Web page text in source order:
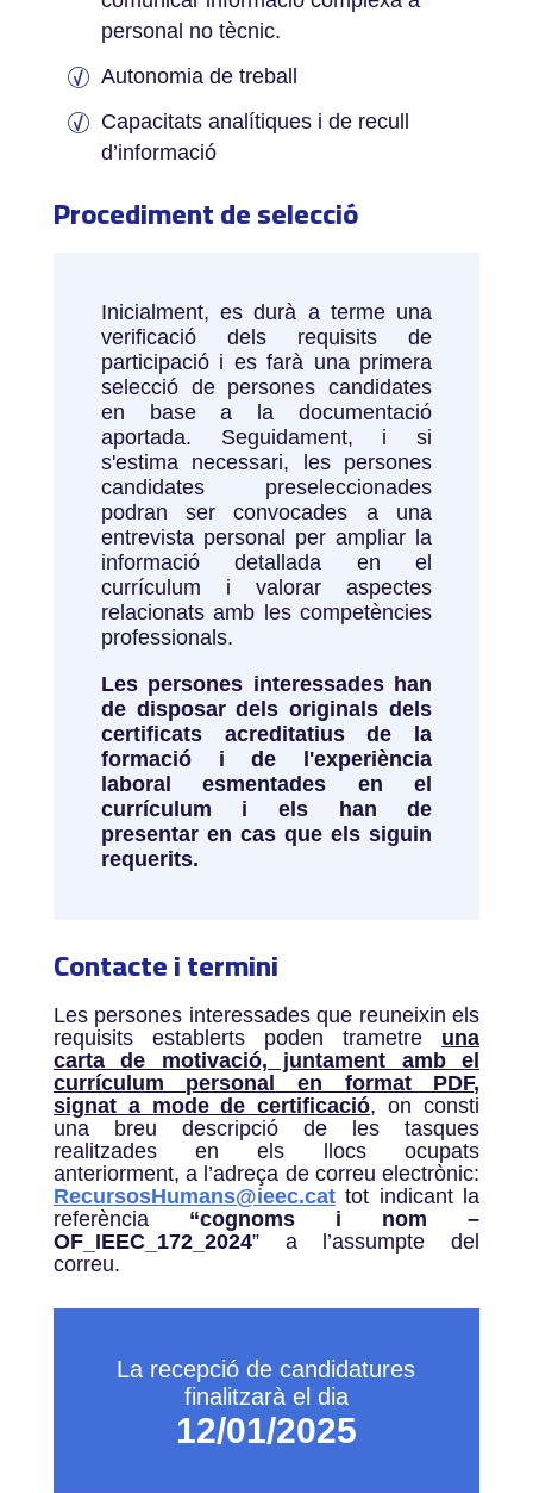
personal no tècnic.
Autonomia de treball
Capacitats analítiques i de recull
d’informació
Procediment de selecció
Inicialment, es durà a terme una
verificació dels requisits de
participació i es farà una primera
selecció de persones candidates
en base a la documentació
aportada. Seguidament, i si
s'estima necessari, les persones
candidates preseleccionades
podran ser convocades a una
entrevista personal per ampliar la
informació detallada en el
currículum i valorar aspectes
relacionats amb les competències
professionals.
Les persones interessades han
de disposar dels originals dels
certificats acreditatius de la
formació i de l'experiència
laboral esmentades en el
currículum i els han de
presentar en cas que els siguin
requerits.
Contacte i termini
Les persones interessades que reuneixin els
requisits establerts poden trametre una
carta de motivació, juntament amb el
currículum personal en format PDF,
signat a mode de certificació, on consti
una breu descripció de les tasques
realitzades en els llocs ocupats
anteriorment, a l’adreça de correu electrònic:
RecursosHumans@ieec.cattot indicant la
referència“cognoms i nom –
OF_IEEC_172_2024” a l’assumpte del
correu.
La recepció de candidatures
finalitzarà el dia
12/01/2025